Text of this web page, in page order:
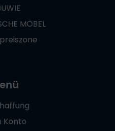
MÖBEL
Konto